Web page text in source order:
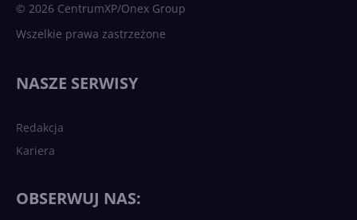
© 2026 CentrumXP/Onex Group
Wszelkie prawa zastrzeżone
NASZE SERWISY
Redakcja
Kariera
OBSERWUJ NAS: